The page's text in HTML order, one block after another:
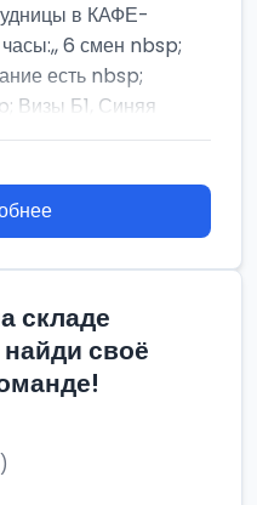
в КАФЕ-
6 смен nbsp;
есть nbsp;
Визы Б1, Синяя
складе
своё